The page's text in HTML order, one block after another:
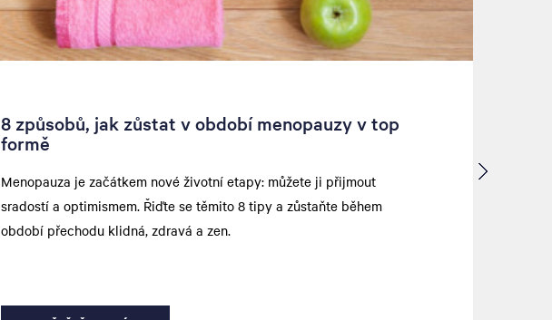
8 způsobů, jak zůstat v období menopauzy v top
formě
Menopauza je začátkem nové životní etapy: můžete ji přijmout
sradostí a optimismem. Řiďte se těmito 8 tipy a zůstaňte během
období přechodu klidná, zdravá a zen.